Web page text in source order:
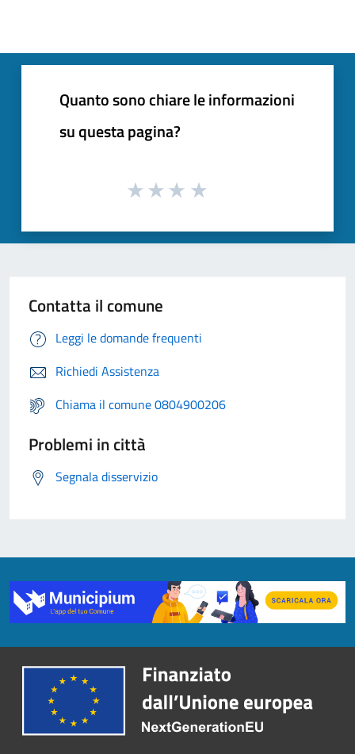
Quanto sono chiare le informazioni
su questa pagina?
Contatta il comune
Leggi le domande frequenti
Richiedi Assistenza
Chiama il comune 0804900206
Problemi in città
Segnala disservizio